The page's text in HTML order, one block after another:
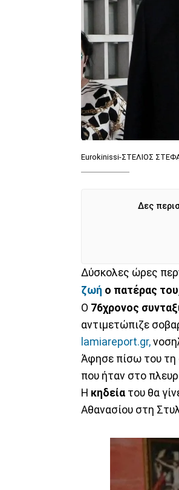
Eurokinissi-ΣΤΕΛΙΟΣ
Δες
Δύσκολες ώρες
ζωή ο πατέρας
Ο 76χρονος
αντιμετώπιζε
lamiareport.gr,
Άφησε πίσω του τη
που ήταν στο
Η κηδεία του θα
Αθανασίου στη